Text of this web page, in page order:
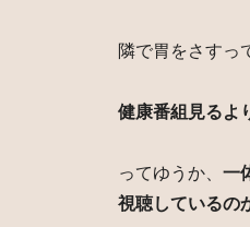
隣で胃をさすっ
健康番組見るよ
ってゆうか、 一
視聴しているの